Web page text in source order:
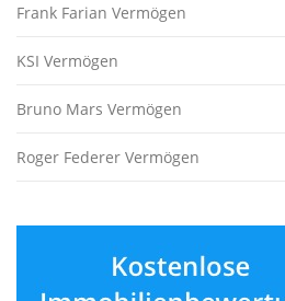
Frank Farian Vermögen
KSI Vermögen
Bruno Mars Vermögen
Roger Federer Vermögen